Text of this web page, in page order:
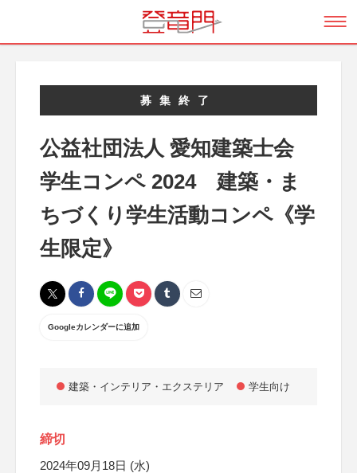
募集終了
公益社団法人 愛知建築士会
学生コンペ 2024 建築・ま
ちづくり学生活動コンペ《学
生限定》
Googleカレンダーに追加
建築・インテリア・エクステリア 学生向け
締切
2024年09月18日 (水)